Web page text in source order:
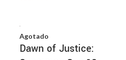
Agotado
Dawn of Justice: